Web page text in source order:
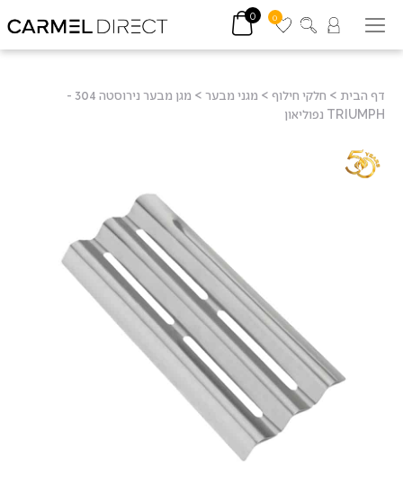
0
0
דף הבית > חלקי חילוף > מגני מבער >
מגן מבער נירוסטה 304 -
TRIUMPH נפוליאון